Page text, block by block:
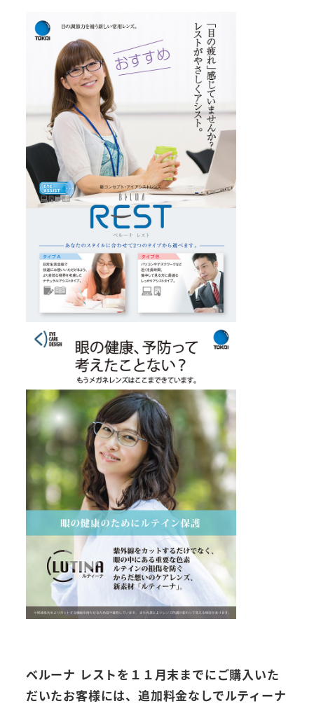
ベルーナ レストを１１月末までにご購入いた
だいたお客様には、追加料金なしでルティーナ